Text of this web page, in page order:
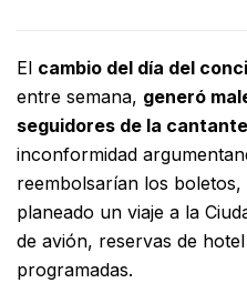
El cambio del día del
entre semana, generó
seguidores de la
inconformidad
reembolsarían los
planeado un viaje a la
de avión, reservas de
programadas.